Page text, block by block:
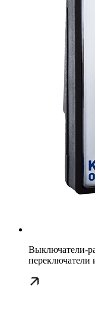
Выключатели-
переключатели